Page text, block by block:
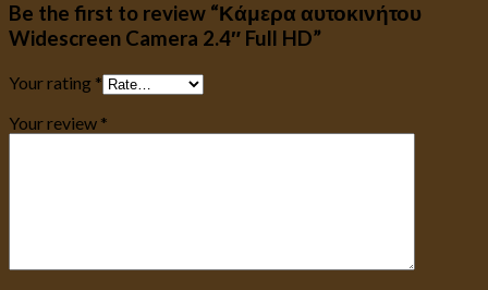
Be the first to review “Κάμερα αυτοκινήτου
Widescreen Camera 2.4″ Full HD”
Your rating *
Your review *